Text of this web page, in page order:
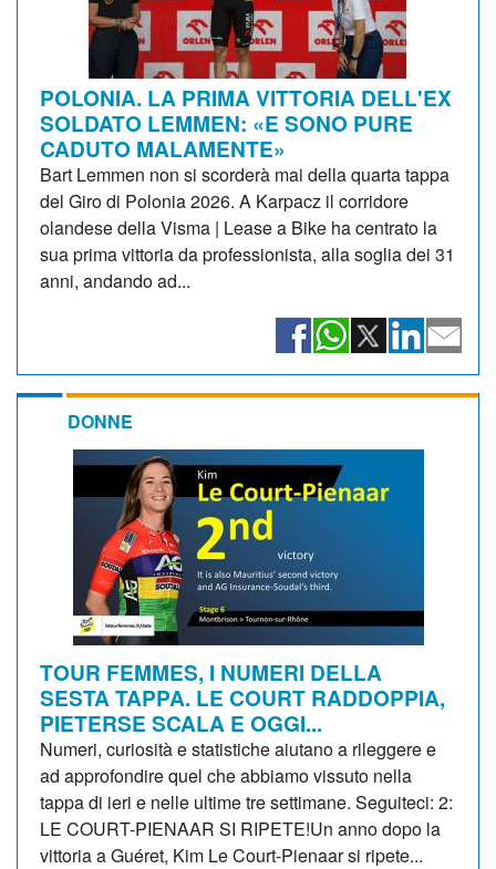
POLONIA. LA PRIMA VITTORIA DELL'EX
SOLDATO LEMMEN: «E SONO PURE
CADUTO MALAMENTE»
Bart Lemmen non si scorderà mai della quarta tappa
del Giro di Polonia 2026. A Karpacz il corridore
olandese della Visma | Lease a Bike ha centrato la
sua prima vittoria da professionista, alla soglia dei 31
anni, andando ad...
DONNE
TOUR FEMMES, I NUMERI DELLA
SESTA TAPPA. LE COURT RADDOPPIA,
PIETERSE SCALA E OGGI...
Numeri, curiosità e statistiche aiutano a rileggere e
ad approfondire quel che abbiamo vissuto nella
tappa di ieri e nelle ultime tre settimane. Seguiteci: 2:
LE COURT-PIENAAR SI RIPETE!Un anno dopo la
vittoria a Guéret, Kim Le Court-Pienaar si ripete...